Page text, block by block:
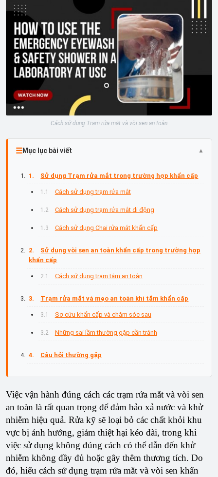
Cách sử dụng Trạm rửa mắt và vòi sen an toàn
Mục lục bài viết
Sử dụng Trạm rửa mắt trong trường hợp khẩn cấp
Cách sử dụng trạm rửa mắt
Cách sử dụng trạm rửa mắt di động
Cách sử dụng Chai rửa mắt khẩn cấp
Sử dụng vòi sen an toàn khẩn cấp trong trường hợp
khẩn cấp
Cách sử dụng trạm tắm an toàn
Trạm rửa mắt và mẹo an toàn khi tắm khẩn cấp
Sơ cứu khẩn cấp và chăm sóc sau
Những sai lầm thường gặp cần tránh
Câu hỏi thường gặp
Việc vận hành đúng cách các trạm rửa mắt và vòi sen
an toàn là rất quan trọng để đảm bảo xả nước và khử
nhiễm hiệu quả. Rửa kỹ sẽ loại bỏ các chất khỏi khu
vực bị ảnh hưởng, giảm thiệt hại kéo dài, trong khi
việc sử dụng không đúng cách có thể dẫn đến khử
nhiễm không đầy đủ hoặc gây thêm thương tích. Do
đó, hiểu cách sử dụng trạm rửa mắt và vòi sen khẩn